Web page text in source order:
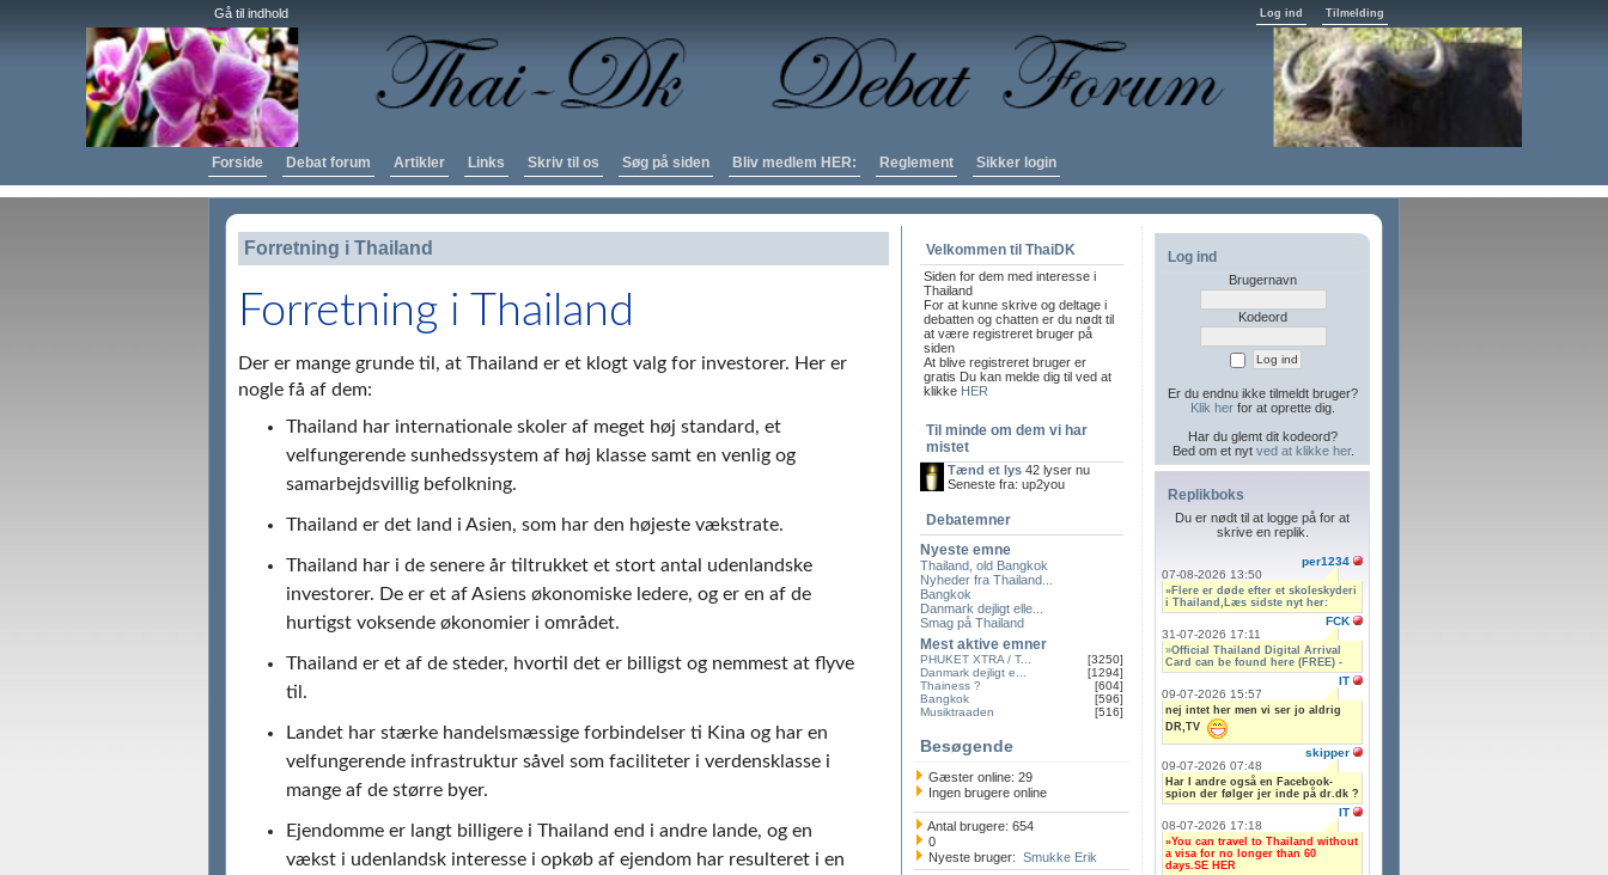
Gå til indhold Log ind Tilmelding
Forside Debat forum Artikler Links Skriv til os Søg på siden Bliv medlem HER: Reglement Sikker login
Forretning i Thailand
Forretning i Thailand
Der er mange grunde til, at Thailand er et klogt valg for investorer. Her er
nogle få af dem:
Thailand har internationale skoler af meget høj standard, et
velfungerende sunhedssystem af høj klasse samt en venlig og
samarbejdsvillig befolkning.
Thailand er det land i Asien, som har den højeste vækstrate.
Thailand har i de senere år tiltrukket et stort antal udenlandske
investorer. De er et af Asiens økonomiske ledere, og er en af de
hurtigst voksende økonomier i området.
Thailand er et af de steder, hvortil det er billigst og nemmest at flyve
til.
Landet har stærke handelsmæssige forbindelser ti Kina og har en
velfungerende infrastruktur såvel som faciliteter i verdensklasse i
mange af de større byer.
Ejendomme er langt billigere i Thailand end i andre lande, og en
vækst i udenlandsk interesse i opkøb af ejendom har resulteret i en
Velkommen til ThaiDK
Siden for dem med interesse i
Thailand
For at kunne skrive og deltage i
debatten og chatten er du nødt til
at være registreret bruger på
siden
At blive registreret bruger er
gratis Du kan melde dig til ved at
klikke HER
Til minde om dem vi har
mistet
Tænd et lys 42 lyser nu
Seneste fra: up2you
Debatemner
Nyeste emne
Thailand, old Bangkok
Nyheder fra Thailand...
Bangkok
Danmark dejligt elle...
Smag på Thailand
Mest aktive emner
PHUKET XTRA / T...
[3250]
Danmark dejligt e...
[1294]
Thainess ?
[604]
Bangkok
[596]
Musiktraaden
[516]
Besøgende
Gæster online: 29
Ingen brugere online
Antal brugere: 654
0
Nyeste bruger: Smukke Erik
Log ind
Brugernavn
Kodeord
Er du endnu ikke tilmeldt bruger?
Klik her for at oprette dig.
Har du glemt dit kodeord?
Bed om et nyt ved at klikke her.
Replikboks
Du er nødt til at logge på for at
skrive en replik.
per1234
07-08-2026 13:50
»Flere er døde efter et skoleskyderi
i Thailand,Læs sidste nyt her:
FCK
31-07-2026 17:11
»Official Thailand Digital Arrival
Card can be found here (FREE) -
IT
09-07-2026 15:57
nej intet her men vi ser jo aldrig
DR,TV
skipper
09-07-2026 07:48
Har I andre også en Facebook-
spion der følger jer inde på dr.dk ?
IT
08-07-2026 17:18
»You can travel to Thailand without
a visa for no longer than 60
days.SE HER